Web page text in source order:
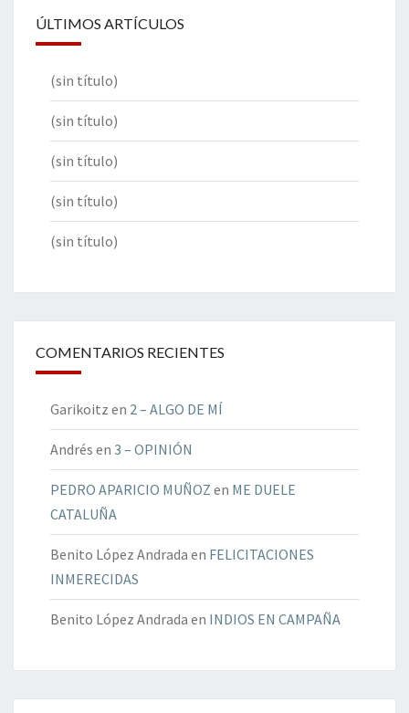
ÚLTIMOS ARTÍCULOS
(sin título)
(sin título)
(sin título)
(sin título)
(sin título)
COMENTARIOS RECIENTES
Garikoitz en 2 – ALGO DE MÍ
Andrés en 3 – OPINIÓN
PEDRO APARICIO MUÑOZ en ME DUELE
CATALUÑA
Benito López Andrada en FELICITACIONES
INMERECIDAS
Benito López Andrada en INDIOS EN CAMPAÑA